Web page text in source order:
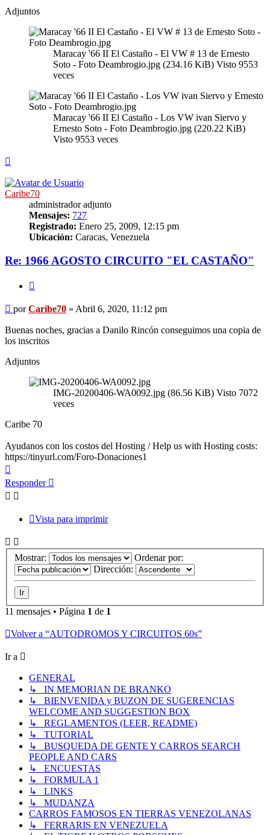
Adjuntos
Maracay '66 II El Castaño - El VW # 13 de Ernesto
Soto - Foto Deambrogio.jpg (234.16 KiB) Visto 9553
veces
Maracay '66 II El Castaño - Los VW ivan Siervo y
Ernesto Soto - Foto Deambrogio.jpg (220.22 KiB)
Visto 9553 veces
Caribe70
administrador adjunto
Mensajes: 727
Registrado: Enero 25, 2009, 12:15 pm
Ubicación: Caracas, Venezuela
Re: 1966 AGOSTO CIRCUITO "EL CASTAÑO"
Mensaje
sin
leer
porCaribe70 » Abril 6, 2020, 11:12 pm
Buenas noches, gracias a Danilo Rincón conseguimos una copia de
los inscritos
Adjuntos
IMG-20200406-WA0092.jpg (86.56 KiB) Visto 7072
veces
Caribe 70
Ayudanos con los costos del Hosting / Help us with Hosting costs:
https://tinyurl.com/Foro-Donaciones1
Responder
Vista para imprimir
Mostrar:
Ordenar por:
Dirección:
11 mensajes • Página 1 de 1
Volver a “AUTODROMOS Y CIRCUITOS 60s”
Ir a
GENERAL
↳ IN MEMORIAN DE BRANKO
↳ BIENVENIDA y BUZON DE SUGERENCIAS
WELCOME AND SUGGESTION BOX
↳ REGLAMENTOS (LEER, README)
↳ TUTORIAL
↳ BUSQUEDA DE GENTE Y CARROS SEARCH
PEOPLE AND CARS
↳ ENCUESTAS
↳ FORMULA 1
↳ LINKS
↳ MUDANZA
CARROS FAMOSOS EN TIERRAS VENEZOLANAS
↳ FERRARIS EN VENEZUELA